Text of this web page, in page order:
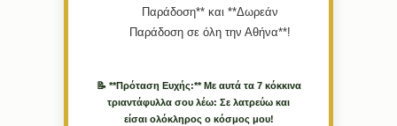
Παράδοση** και **Δωρεάν
Παράδοση σε όλη την Αθήνα**!
📝 **Πρόταση Ευχής:** Με αυτά τα 7 κόκκινα
τριαντάφυλλα σου λέω: Σε λατρεύω και
είσαι ολόκληρος ο κόσμος μου!